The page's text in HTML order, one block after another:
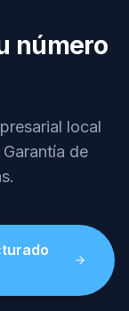
número
local
de